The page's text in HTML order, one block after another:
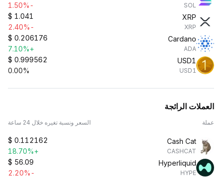
SOL
-1.50%
XRP
XRP
$ 1.041
-2.40%
Cardano
ADA
$ 0.206176
+7.10%
USD1
USD1
$ 0.999562
0.00%
العملات الرائجة
عملة السعر ونسبة تغيره خلال 24 ساعة
Cash Cat
CASHCAT
$ 0.112162
+18.70%
Hyperliquid
HYPE
$ 56.09
-2.20%